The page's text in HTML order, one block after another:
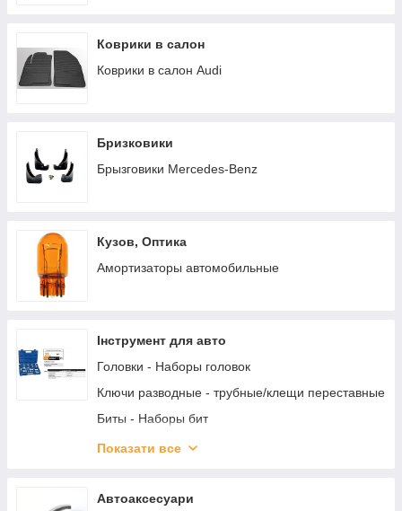
Коврики в салон
Коврики в салон Audi
Бризковики
Брызговики Mercedes-Benz
Кузов, Оптика
Амортизаторы автомобильные
Інструмент для авто
Головки - Наборы головок
Ключи разводные - трубные/клещи переставные
Биты - Наборы бит
Инструменты пневматические (шланг, подкачка ,
мясорубка,гайковерт)
Показати все
Автоаксесуари